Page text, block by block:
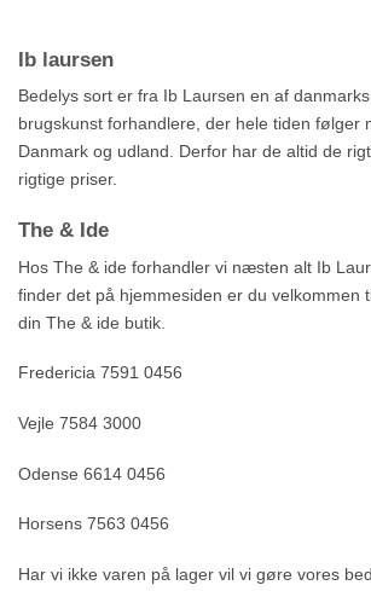
Ib laursen
Bedelys sort er fra Ib Laursen en af
brugskunst forhandlere, der hele tiden følger
Danmark og udland. Derfor har de altid de
rigtige priser.
The & Ide
Hos The & ide forhandler vi næsten alt Ib
finder det på hjemmesiden er du velkommen
din The & ide butik.
Fredericia 7591 0456
Vejle 7584 3000
Odense 6614 0456
Horsens 7563 0456
Har vi ikke varen på lager vil vi gøre vores